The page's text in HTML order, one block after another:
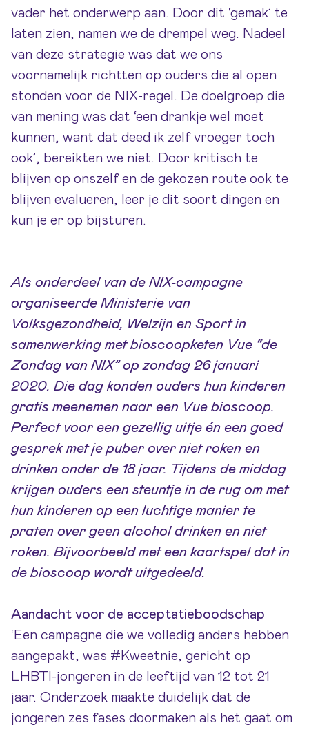
vader het onderwerp aan. Door dit ‘gemak’ te
laten zien, namen we de drempel weg. Nadeel
van deze strategie was dat we ons
voornamelijk richtten op ouders die al open
stonden voor de NIX-regel. De doelgroep die
van mening was dat ‘een drankje wel moet
kunnen, want dat deed ik zelf vroeger toch
ook’, bereikten we niet. Door kritisch te
blijven op onszelf en de gekozen route ook te
blijven evalueren, leer je dit soort dingen en
kun je er op bijsturen.
Als onderdeel van de NIX-campagne
organiseerde Ministerie van
Volksgezondheid, Welzijn en Sport in
samenwerking met bioscoopketen Vue “de
Zondag van NIX” op zondag 26 januari
2020. Die dag konden ouders hun kinderen
gratis meenemen naar een Vue bioscoop.
Perfect voor een gezellig uitje én een goed
gesprek met je puber over niet roken en
drinken onder de 18 jaar. Tijdens de middag
krijgen ouders een steuntje in de rug om met
hun kinderen op een luchtige manier te
praten over geen alcohol drinken en niet
roken. Bijvoorbeeld met een kaartspel dat in
de bioscoop wordt uitgedeeld.
Aandacht voor de acceptatieboodschap
‘Een campagne die we volledig anders hebben
aangepakt, was #Kweetnie, gericht op
LHBTI-jongeren in de leeftijd van 12 tot 21
jaar. Onderzoek maakte duidelijk dat de
jongeren zes fases doormaken als het gaat om